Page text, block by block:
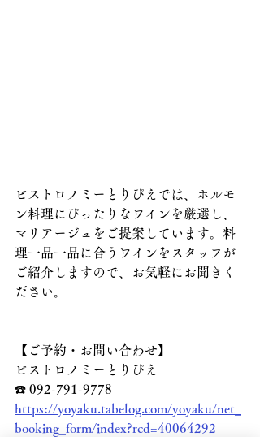
ビストロノミーとりぴえでは、ホルモ
ン料理にぴったりなワインを厳選し、
マリアージュをご提案しています。料
理一品一品に合うワインをスタッフが
ご紹介しますので、お気軽にお聞きく
ださい。
【ご予約・お問い合わせ】
ビストロノミーとりぴえ
☎️ 092-791-9778
https://yoyaku.tabelog.com/yoyaku/net_
booking_form/index?rcd=40064292